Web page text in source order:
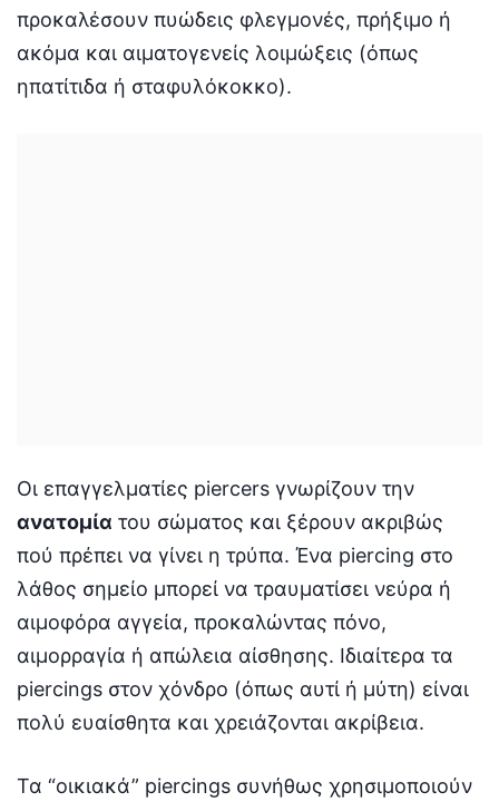
προκαλέσουν πυώδεις φλεγμονές, πρήξιμο ή
ακόμα και αιματογενείς λοιμώξεις (όπως
ηπατίτιδα ή σταφυλόκοκκο).
Οι επαγγελματίες piercers γνωρίζουν την
ανατομία του σώματος και ξέρουν ακριβώς
πού πρέπει να γίνει η τρύπα. Ένα piercing στο
λάθος σημείο μπορεί να τραυματίσει νεύρα ή
αιμοφόρα αγγεία, προκαλώντας πόνο,
αιμορραγία ή απώλεια αίσθησης. Ιδιαίτερα τα
piercings στον χόνδρο (όπως αυτί ή μύτη) είναι
πολύ ευαίσθητα και χρειάζονται ακρίβεια.
Τα “οικιακά” piercings συνήθως χρησιμοποιούν